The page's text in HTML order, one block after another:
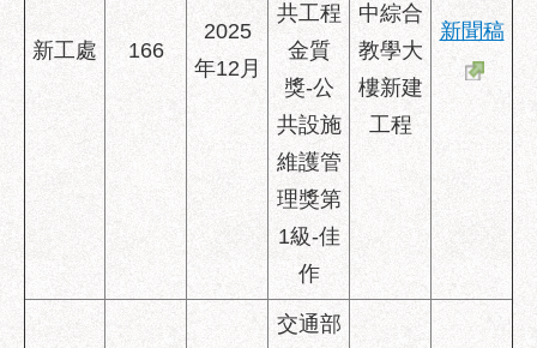
新工處 166
2025
年12月
共工程
金質
獎-公
共設施
維護管
理獎第
1級-佳
作
中綜合
教學大
樓新建
工程
新聞稿
交通部